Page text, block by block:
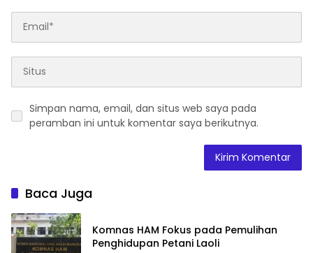
Simpan nama, email, dan situs web saya pada
peramban ini untuk komentar saya berikutnya.
Baca Juga
Komnas HAM Fokus pada Pemulihan
Penghidupan Petani Laoli